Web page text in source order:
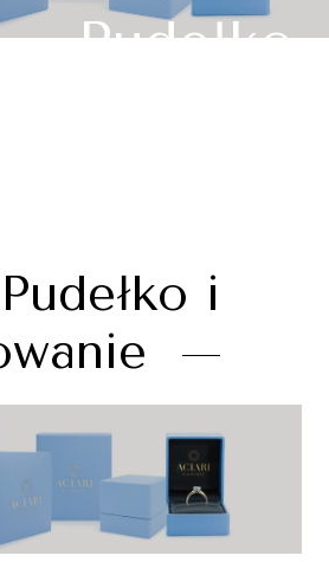
Pudełko
Pudełko i